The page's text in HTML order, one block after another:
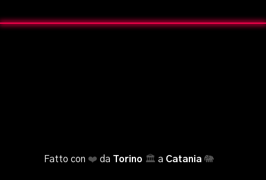
Fatto con ❤️ da Torino 🏛️ a Catania 🐘